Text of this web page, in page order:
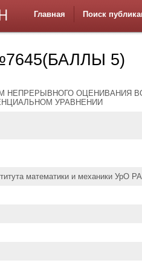
Главная Поиск
5)
НЕПРЕРЫВНОГО ОЦЕНИВАНИЯ
УРАВНЕНИИ
математики и механики УрО